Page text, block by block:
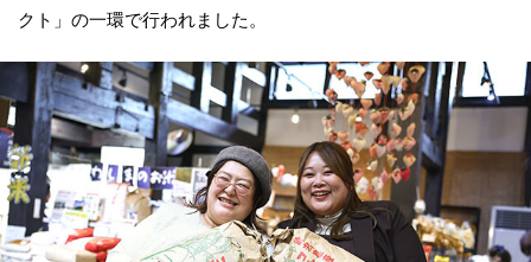
クト」の一環で行われました。